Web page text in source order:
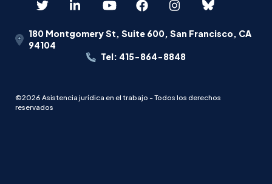
180 Montgomery St, Suite 600, San Francisco, CA
94104
Tel: 415-864-8848
©2026 Asistencia jurídica en el trabajo - Todos los derechos
reservados